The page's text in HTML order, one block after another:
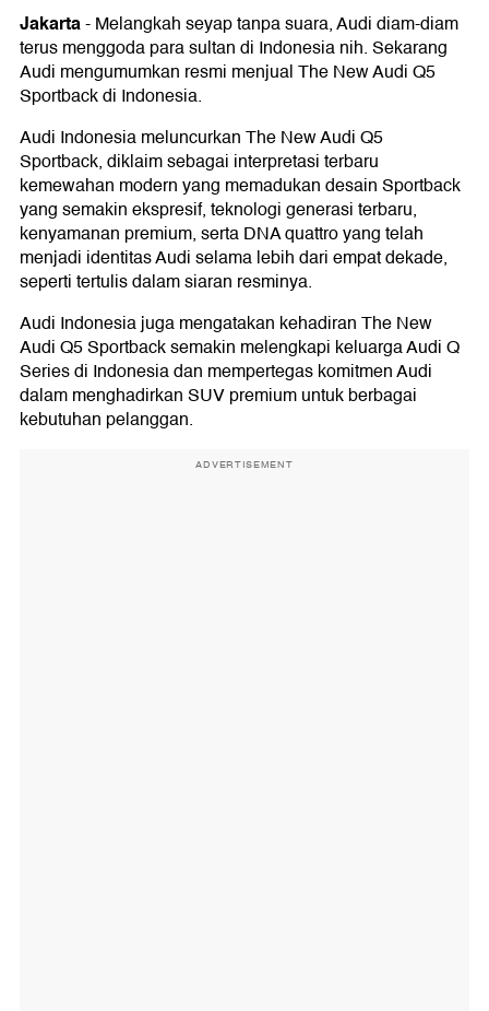
Jakarta-Melangkah seyap tanpa suara, Audi diam-diam
terus menggoda para sultan di Indonesia nih. Sekarang
Audi mengumumkan resmi menjual The New Audi Q5
Sportback di Indonesia.
Audi Indonesia meluncurkan The New Audi Q5
Sportback, diklaim sebagai interpretasi terbaru
kemewahan modern yang memadukan desain Sportback
yang semakin ekspresif, teknologi generasi terbaru,
kenyamanan premium, serta DNA quattro yang telah
menjadi identitas Audi selama lebih dari empat dekade,
seperti tertulis dalam siaran resminya.
Audi Indonesia juga mengatakan kehadiran The New
Audi Q5 Sportback semakin melengkapi keluarga Audi Q
Series di Indonesia dan mempertegas komitmen Audi
dalam menghadirkan SUV premium untuk berbagai
kebutuhan pelanggan.
ADVERTISEMENT